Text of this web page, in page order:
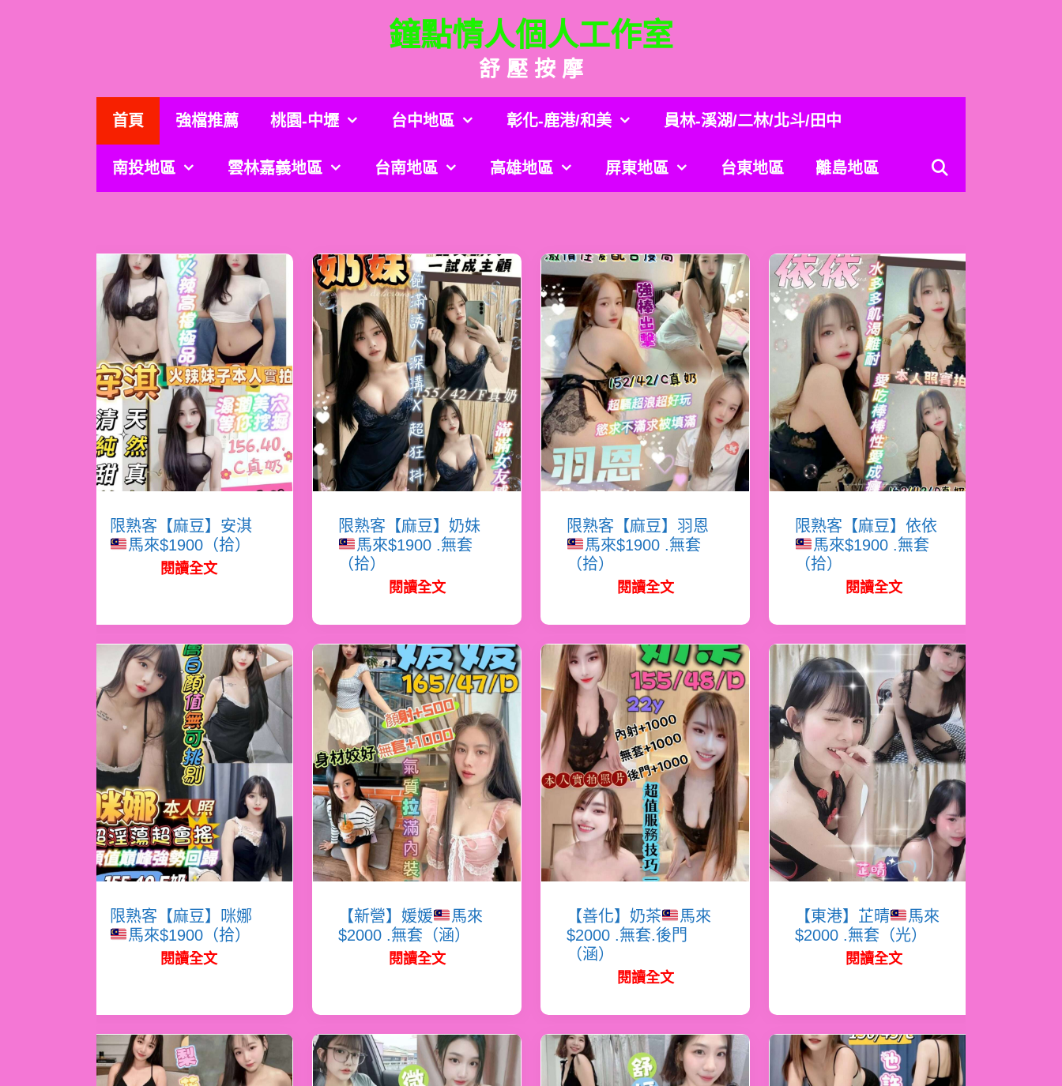
鐘點情人個人工作室
舒 壓 按 摩
首頁 強檔推薦 桃園-中壢 台中地區 彰化-鹿港/和美 員林-溪湖/二林/北斗/田中
南投地區 雲林嘉義地區 台南地區 高雄地區 屏東地區 台東地區 離島地區
限熟客【麻豆】安淇
馬來$1900（拾）
閱讀全文
限熟客【麻豆】奶妹
馬來$1900 .無套
（拾）
閱讀全文
限熟客【麻豆】羽恩
馬來$1900 .無套
（拾）
閱讀全文
限熟客【麻豆】依依
馬來$1900 .無套
（拾）
閱讀全文
限熟客【麻豆】咪娜
馬來$1900（拾）
閱讀全文
【新營】媛媛
馬來
$2000 .無套（涵）
閱讀全文
【善化】奶茶
馬來
$2000 .無套.後門
（涵）
閱讀全文
【東港】芷晴
馬來
$2000 .無套（光）
閱讀全文